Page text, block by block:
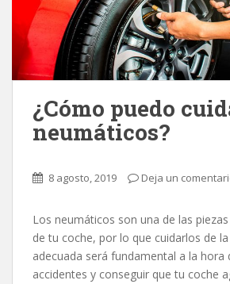
¿Cómo puedo
neumáticos?
8 agosto, 2019 Deja un
Los neumáticos son una de las
de tu coche, por lo que cuidarlos de
adecuada será fundamental a la hora
accidentes y conseguir que tu coche